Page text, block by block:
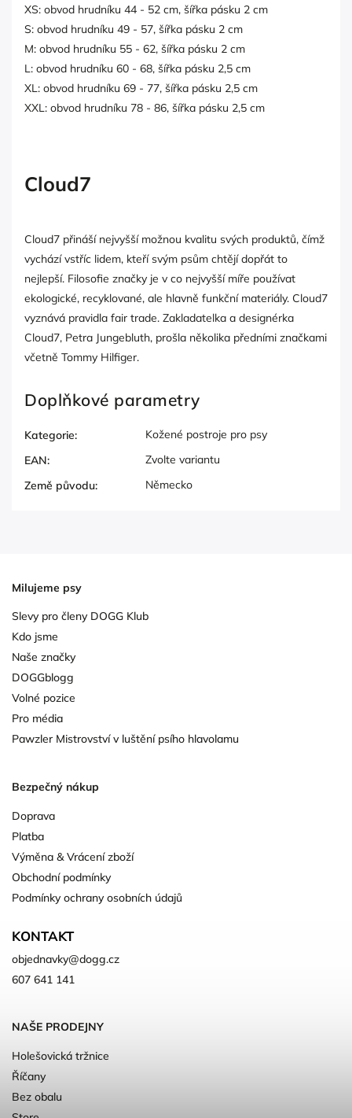
XS: obvod hrudníku 44 - 52 cm, šířka pásku 2 cm
S: obvod hrudníku 49 - 57, šířka pásku 2 cm
M: obvod hrudníku 55 - 62, šířka pásku 2 cm
L: obvod hrudníku 60 - 68, šířka pásku 2,5 cm
XL: obvod hrudníku 69 - 77, šířka pásku 2,5 cm
XXL: obvod hrudníku 78 - 86, šířka pásku 2,5 cm
Cloud7
Cloud7 přináší nejvyšší možnou kvalitu svých produktů, čímž
vychází vstříc lidem, kteří svým psům chtějí dopřát to
nejlepší. Filosofie značky je v co nejvyšší míře používat
ekologické, recyklované, ale hlavně funkční materiály. Cloud7
vyznává pravidla fair trade. Zakladatelka a designérka
Cloud7, Petra Jungebluth, prošla několika předními značkami
včetně Tommy Hilfiger.
Doplňkové parametry
Kategorie:
Kožené postroje pro psy
EAN:
Zvolte variantu
Země původu: Německo
Milujeme psy
Slevy pro členy DOGG Klub
Kdo jsme
Naše značky
DOGGblogg
Volné pozice
Pro média
Pawzler Mistrovství v luštění psího hlavolamu
Bezpečný nákup
Doprava
Platba
Výměna & Vrácení zboží
Obchodní podmínky
Podmínky ochrany osobních údajů
KONTAKT
objednavky@dogg.cz
607 641 141
NAŠE PRODEJNY
Holešovická tržnice
Říčany
Bez obalu